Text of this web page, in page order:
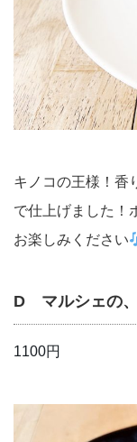
キノコの王様！香
で仕上げました！
お楽しみください
D マルシェの
1100円